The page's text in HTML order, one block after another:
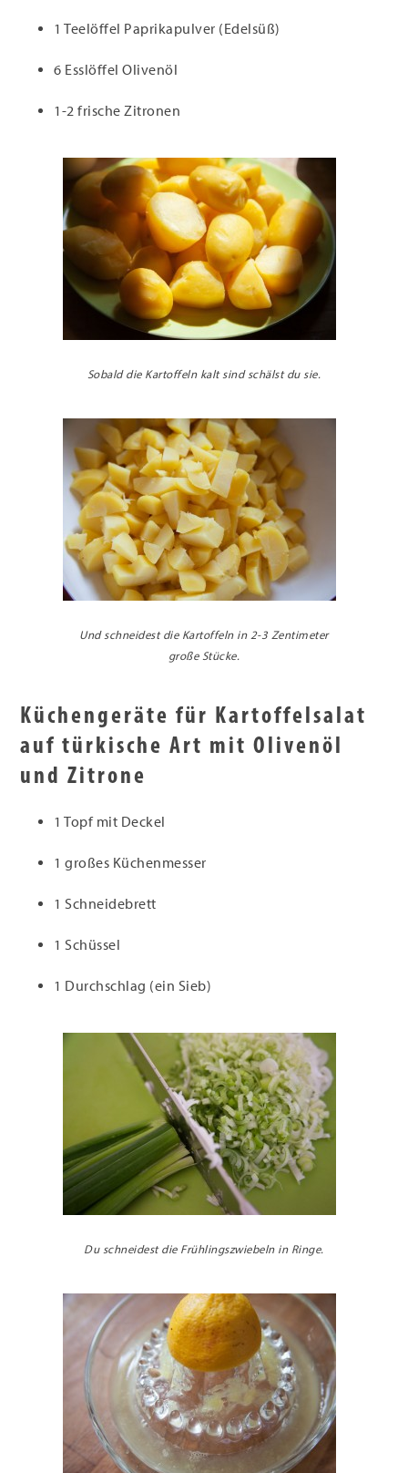
1 Teelöffel Paprikapulver (Edelsüß)
6 Esslöffel Olivenöl
1-2 frische Zitronen
Sobald die Kartoffeln kalt sind schälst du sie.
Und schneidest die Kartoffeln in 2-3 Zentimeter
große Stücke.
Küchengeräte für Kartoffelsalat
auf türkische Art mit Olivenöl
und Zitrone
1 Topf mit Deckel
1 großes Küchenmesser
1 Schneidebrett
1 Schüssel
1 Durchschlag (ein Sieb)
Du schneidest die Frühlingszwiebeln in Ringe.